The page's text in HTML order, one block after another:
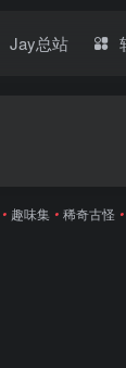
Jay总站
• 趣味集 • 稀奇古怪 •